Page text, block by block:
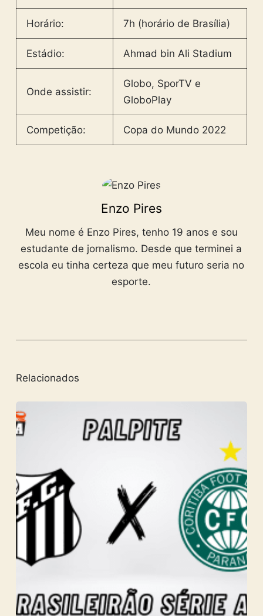
Horário: 7h (horário de Brasília)
Estádio: Ahmad bin Ali Stadium
Onde assistir:
Globo, SporTV e
GloboPlay
Competição: Copa do Mundo 2022
Enzo Pires
Meu nome é Enzo Pires, tenho 19 anos e sou
estudante de jornalismo. Desde que terminei a
escola eu tinha certeza que meu futuro seria no
esporte.
Relacionados